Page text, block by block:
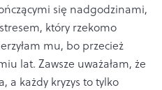
się nadgodzinami,
który rzekomo
mu, bo przecież
lat. Zawsze uważałam, że
a każdy kryzys to tylko